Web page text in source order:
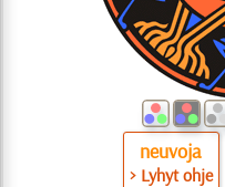
neuvoja
> Lyhyt ohje